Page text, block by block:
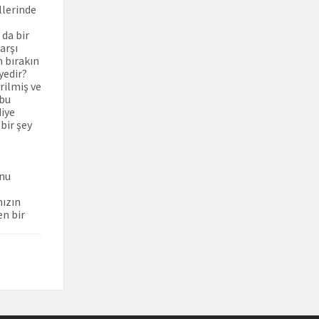
da bir
ve
şey
bir